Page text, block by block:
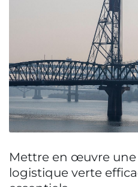
Mettre en œuvre
logistique verte